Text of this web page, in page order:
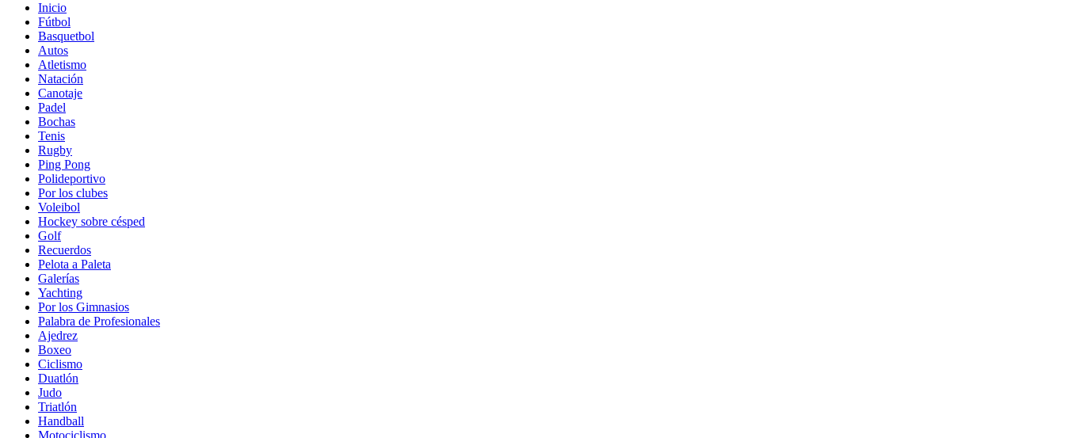
Inicio
Fútbol
Basquetbol
Autos
Atletismo
Natación
Canotaje
Padel
Bochas
Tenis
Rugby
Ping Pong
Polideportivo
Por los clubes
Voleibol
Hockey sobre césped
Golf
Recuerdos
Pelota a Paleta
Galerías
Yachting
Por los Gimnasios
Palabra de Profesionales
Ajedrez
Boxeo
Ciclismo
Duatlón
Judo
Triatlón
Handball
Motociclismo